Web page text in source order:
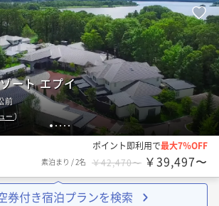
1 2345
ート エプイ
前
ー）
ポイント即利用で最大7％OFF
素泊まり /2名 ￥42,470〜 ￥39,497〜
券付き宿泊プランを検索